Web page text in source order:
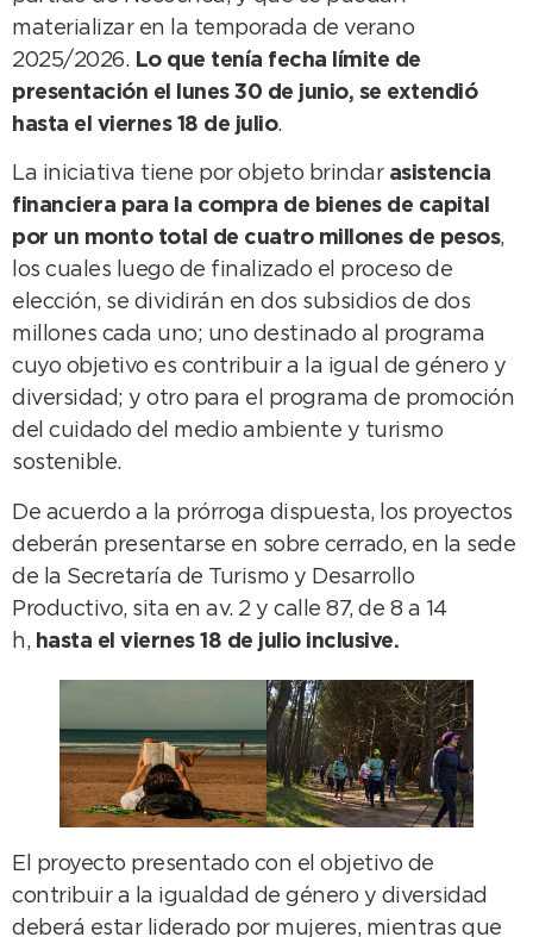
materializar en la temporada de verano
2025/2026. Lo que tenía fecha límite de
presentación el lunes 30 de junio, se extendió
hasta el viernes 18 de julio.
La iniciativa tiene por objeto brindar asistencia
financiera para la compra de bienes de capital
por un monto total de cuatro millones de pesos,
los cuales luego de finalizado el proceso de
elección, se dividirán en dos subsidios de dos
millones cada uno; uno destinado al programa
cuyo objetivo es contribuir a la igual de género y
diversidad; y otro para el programa de promoción
del cuidado del medio ambiente y turismo
sostenible.
De acuerdo a la prórroga dispuesta, los proyectos
deberán presentarse en sobre cerrado, en la sede
de la Secretaría de Turismo y Desarrollo
Productivo, sita en av. 2 y calle 87, de 8 a 14
h, hasta el viernes 18 de julio inclusive.
El proyecto presentado con el objetivo de
contribuir a la igualdad de género y diversidad
deberá estar liderado por mujeres, mientras que